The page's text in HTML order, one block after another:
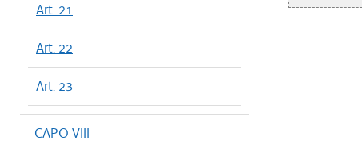
Art. 21
Art. 22
Art. 23
CAPO VIII